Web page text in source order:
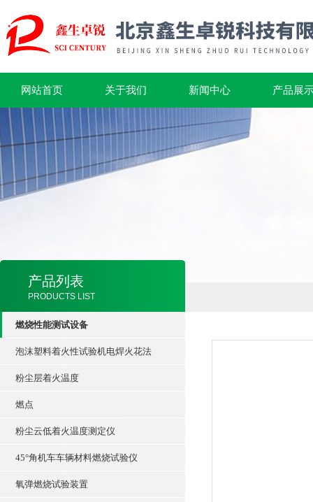
网站首页 关于我们 新闻中心 产品展
产品列表
PRODUCTS LIST
燃烧性能测试设备
泡沫塑料着火性试验机电焊火花法
粉尘层着火温度
燃点
粉尘云低着火温度测定仪
45°角机车车辆材料燃烧试验仪
氧弹燃烧试验装置